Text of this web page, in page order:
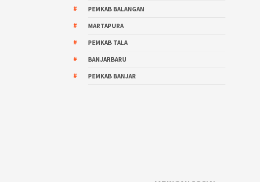
PEMKAB BALANGAN
MARTAPURA
PEMKAB TALA
BANJARBARU
PEMKAB BANJAR